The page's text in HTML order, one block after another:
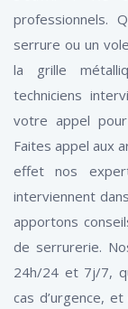
professionnels.
serrure ou un
la grille
techniciens
votre appel
Faites appel aux
effet nos
interviennent
apportons
de serrurerie.
24h/24 et 7j/7,
cas d’urgence,